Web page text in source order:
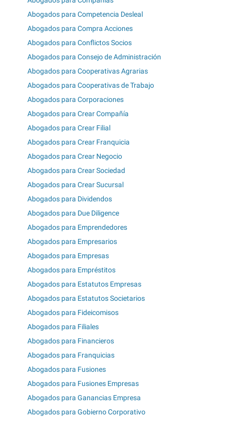
Abogados para Competencia Desleal
Abogados para Compra Acciones
Abogados para Conflictos Socios
Abogados para Consejo de Administración
Abogados para Cooperativas Agrarias
Abogados para Cooperativas de Trabajo
Abogados para Corporaciones
Abogados para Crear Compañía
Abogados para Crear Filial
Abogados para Crear Franquicia
Abogados para Crear Negocio
Abogados para Crear Sociedad
Abogados para Crear Sucursal
Abogados para Dividendos
Abogados para Due Diligence
Abogados para Emprendedores
Abogados para Empresarios
Abogados para Empresas
Abogados para Empréstitos
Abogados para Estatutos Empresas
Abogados para Estatutos Societarios
Abogados para Fideicomisos
Abogados para Filiales
Abogados para Financieros
Abogados para Franquicias
Abogados para Fusiones
Abogados para Fusiones Empresas
Abogados para Ganancias Empresa
Abogados para Gobierno Corporativo